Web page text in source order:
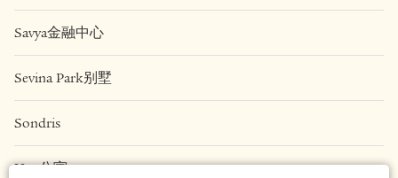
Savya金融中心
Sevina Park别墅
Sondris
Una公寓